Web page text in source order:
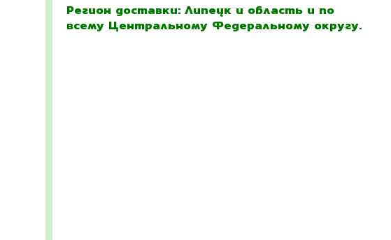
Регион доставки: Липецк и область и по
всему Центральному Федеральному округу.